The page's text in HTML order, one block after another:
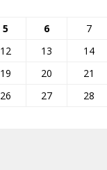
5 6 7
12 13 14
19 20 21
26 27 28